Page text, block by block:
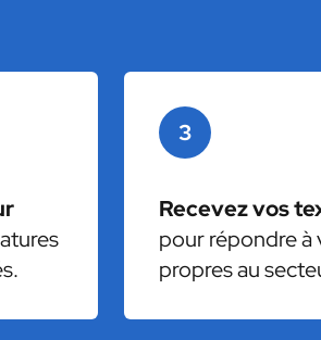
3
Recevez vos
pour répondre à
propres au